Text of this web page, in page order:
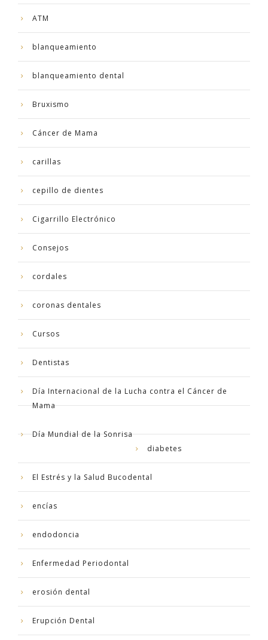
ATM
blanqueamiento
blanqueamiento dental
Bruxismo
Cáncer de Mama
carillas
cepillo de dientes
Cigarrillo Electrónico
Consejos
cordales
coronas dentales
Cursos
Dentistas
Día Internacional de la Lucha contra el Cáncer de
Mama
Día Mundial de la Sonrisa
diabetes
El Estrés y la Salud Bucodental
encías
endodoncia
Enfermedad Periodontal
erosión dental
Erupción Dental